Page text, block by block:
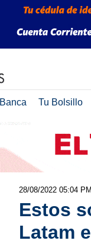
Banca Tu Bolsillo
28/08/2022 05:04 PM
Estos
Latam